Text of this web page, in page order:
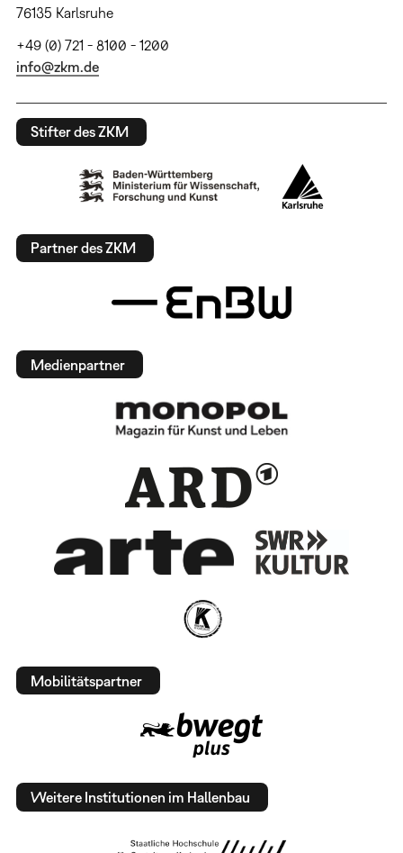
76135 Karlsruhe
+49 (0) 721 - 8100 - 1200
info@zkm.de
Stifter des ZKM
Partner des ZKM
Medienpartner
Mobilitätspartner
Weitere Institutionen im Hallenbau